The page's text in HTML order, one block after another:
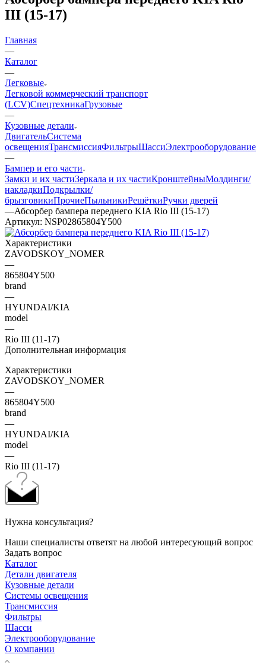
III (15-17)
Главная
—
Каталог
—
Легковые
Легковой коммерческий транспорт
(LCV)СпецтехникаГрузовые
—
Кузовные детали
ДвигательСистема
освещенияТрансмиссияФильтрыШассиЭлектрооборудование
—
Бампер и его части
Замки и их частиЗеркала и их частиКронштейныМолдинги/
накладкиПодкрылки/
брызговикиПрочиеПыльникиРешёткиРучки дверей
—Абсорбер бампера переднего KIA Rio III (15-17)
Артикул: NSP02865804Y500
Характеристики
ZAVODSKOY_NOMER
—
865804Y500
brand
—
HYUNDAI/KIA
model
—
Rio III (11-17)
Дополнительная информация
Характеристики
ZAVODSKOY_NOMER
—
865804Y500
brand
—
HYUNDAI/KIA
model
—
Rio III (11-17)
Нужна консультация?
Наши специалисты ответят на любой интересующий вопрос
Задать вопрос
Каталог
Детали двигателя
Кузовные детали
Системы освещения
Трансмиссия
Фильтры
Шасси
Электрооборудование
О компании